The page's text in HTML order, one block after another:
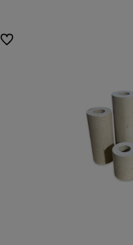
Do ulubionych